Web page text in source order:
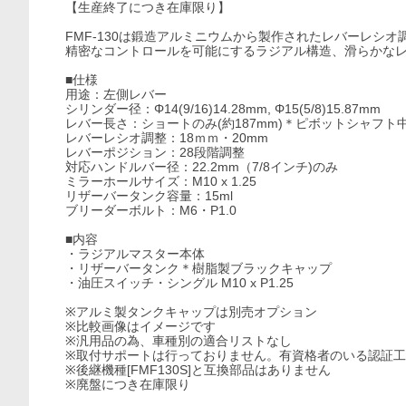
【生産終了につき在庫限り】
FMF-130は鍛造アルミニウムから製作されたレバーレシ
精密なコントロールを可能にするラジアル構造、滑らかな
■仕様
用途：左側レバー
シリンダー径：Φ14(9/16)14.28mm, Φ15(5/8)15.87mm
レバー長さ：ショートのみ(約187mm)＊ピボットシャフト
レバーレシオ調整：18ｍｍ・20mm
レバーポジション：28段階調整
対応ハンドルバー径：22.2mm（7/8インチ)のみ
ミラーホールサイズ：M10 x 1.25
リザーバータンク容量：15ml
ブリーダーボルト：M6・P1.0
■内容
・ラジアルマスター本体
・リザーバータンク＊樹脂製ブラックキャップ
・油圧スイッチ・シングル M10 x P1.25
※アルミ製タンクキャップは別売オプション
※比較画像はイメージです
※汎用品の為、車種別の適合リストなし
※取付サポートは行っておりません。有資格者のいる認証
※後継機種[FMF130S]と互換部品はありません
※廃盤につき在庫限り